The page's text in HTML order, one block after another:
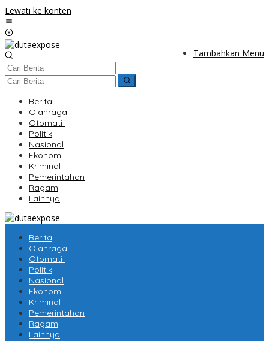
Lewati ke konten
Tambahkan Menu
Berita
Olahraga
Otomatif
Politik
Nasional
Ekonomi
Kriminal
Pemerintahan
Ragam
Lainnya
Berita
Olahraga
Otomatif
Politik
Nasional
Ekonomi
Kriminal
Pemerintahan
Ragam
Lainnya